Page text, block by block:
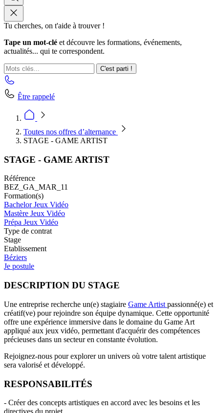
Tu cherches, on t'aide à trouver !
Tape un mot-clé et découvre les formations, événements,
actualités... qui te correspondent.
C'est parti !
Être rappelé
Toutes nos offres d’alternance
STAGE - GAME ARTIST
STAGE - GAME ARTIST
Référence
BEZ_GA_MAR_11
Formation(s)
Bachelor Jeux Vidéo
Mastère Jeux Vidéo
Prépa Jeux Vidéo
Type de contrat
Stage
Etablissement
Béziers
Je postule
DESCRIPTION DU STAGE
Une entreprise recherche un(e) stagiaire Game Artist passionné(e) et
créatif(ve) pour rejoindre son équipe dynamique. Cette opportunité
offre une expérience immersive dans le domaine du Game Art
appliqué aux jeux vidéo, permettant d'acquérir des compétences
précieuses dans un secteur en constante évolution.
Rejoignez-nous pour explorer un univers où votre talent artistique
sera valorisé et développé.
RESPONSABILITÉS
- Créer des concepts artistiques en accord avec les besoins et les